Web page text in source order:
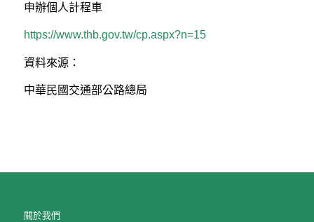
申辦個人計程車
https://www.thb.gov.tw/cp.aspx?n=15
資料來源：
中華民國交通部公路總局
關於我們